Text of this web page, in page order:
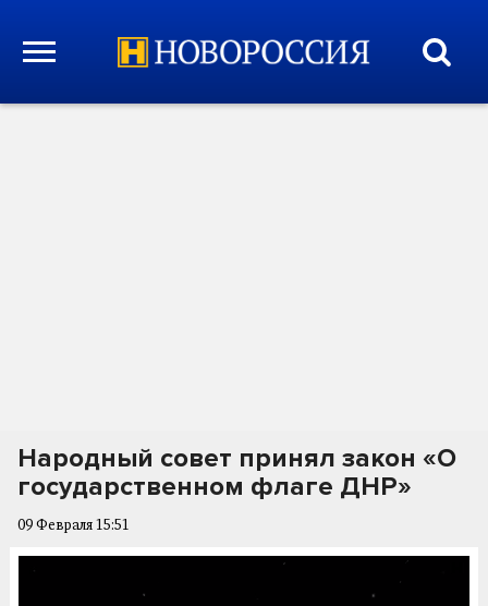
Народный совет принял закон «О
государственном флаге ДНР»
09 Февраля 15:51